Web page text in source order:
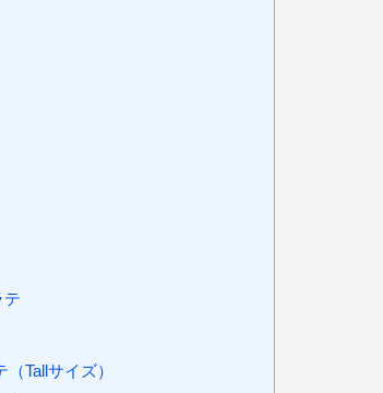
テ
Tallサイズ）